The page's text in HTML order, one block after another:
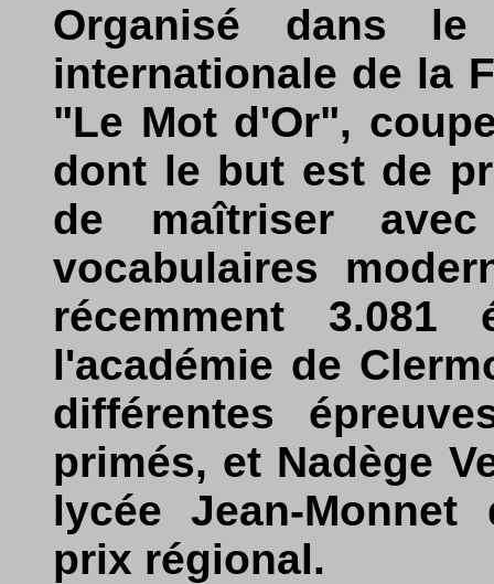
Organisé dans
internationale de la
"Le Mot d'Or",
dont le but est de
de maîtriser
vocabulaires
récemment
l'académie de
différentes
primés, et Nadège
lycée Jean-
prix régional.